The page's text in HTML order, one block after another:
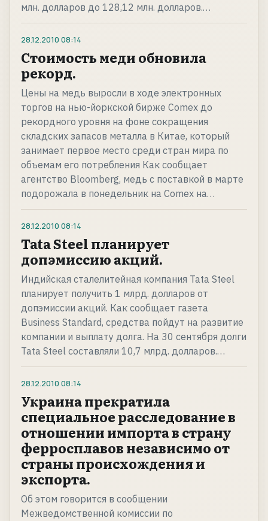
млн. долларов до 128,12 млн. долларов.…
28.12.2010 08:14
Стоимость меди обновила
рекорд.
Цены на медь выросли в ходе электронных
торгов на нью-йоркской бирже Comex до
рекордного уровня на фоне сокращения
складских запасов металла в Китае, который
занимает первое место среди стран мира по
объемам его потребления Как сообщает
агентство Bloomberg, медь с поставкой в марте
подорожала в понедельник на Comex на…
28.12.2010 08:14
Tata Steel планирует
допэмиссию акций.
Индийская сталелитейная компания Tata Steel
планирует получить 1 млрд. долларов от
допэмиссии акций. Как сообщает газета
Business Standard, средства пойдут на развитие
компании и выплату долга. На 30 сентября долги
Tata Steel составляли 10,7 млрд. долларов.…
28.12.2010 08:14
Украина прекратила
специальное расследование в
отношении импорта в страну
ферросплавов независимо от
страны происхождения и
экспорта.
Об этом говорится в сообщении
Межведомственной комиссии по